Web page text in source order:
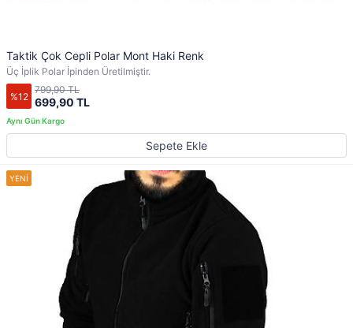
Taktik Çok Cepli Polar Mont Haki Renk
Üç İplik Polar İpinden Üretilmiştir.
%12 699,90 TL
799,90 TL
Sepete Ekle